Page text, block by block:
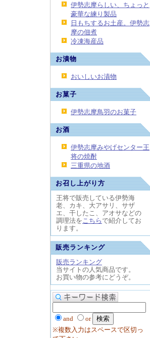
伊勢志摩らしい、ちょっと
豪華な練り製品
日もちするお土産。伊勢志
摩の佃煮
冷凍海産品
お漬物
おいしいお漬物
お菓子
伊勢志摩鳥羽のお菓子
お酒
伊勢志摩みやげセンター王
将の焼酎
三重県の地酒
お召し上がり方
王将で販売している伊勢海
老、カキ、大アサリ、サザ
エ、干したこ、アオサなどの
調理法をこちら で紹介してお
ります。
販売ランキング
販売ランキング
当サイトの人気商品です。
お買い物の参考にどうぞ。
and
or
※複数入力はスペースで区切っ